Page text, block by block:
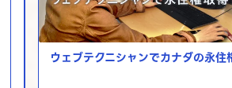
ウェブテクニシャンでカナダの永住